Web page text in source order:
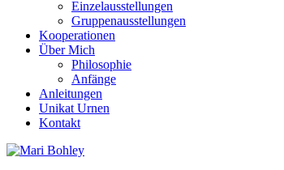
Einzelausstellungen
Gruppenausstellungen
Kooperationen
Über Mich
Philosophie
Anfänge
Anleitungen
Unikat Urnen
Kontakt